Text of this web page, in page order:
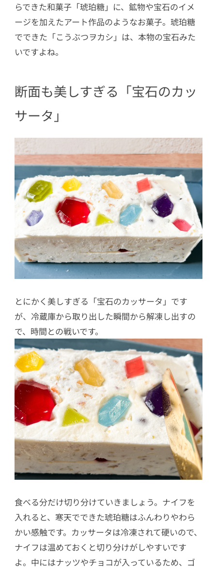
らできた和菓子「琥珀糖」に、鉱物や宝石のイメ
ージを加えたアート作品のようなお菓子。琥珀糖
でできた「こうぶつヲカシ」は、本物の宝石みた
いですよね。
断面も美しすぎる「宝石のカッ
サータ」
とにかく美しすぎる「宝石のカッサータ」です
が、冷蔵庫から取り出した瞬間から解凍し出すの
で、時間との戦いです。
食べる分だけ切り分けていきましょう。ナイフを
入れると、寒天でできた琥珀糖はふんわりやわら
かい感触です。カッサータは冷凍されて硬いので、
ナイフは温めておくと切り分けがしやすいです
よ。中にはナッツやチョコが入っているため、ゴ